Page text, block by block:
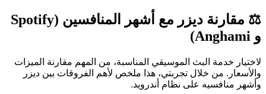
⚖️ مقارنة ديزر مع أشهر المنافسين (Spotify
و Anghami)
لاختيار خدمة البث الموسيقي المناسبة، من المهم مقارنة الميزات
والأسعار. من خلال تجربتي، هذا ملخص لأهم الفروقات بين ديزر
وأشهر منافسيه على نظام أندرويد.